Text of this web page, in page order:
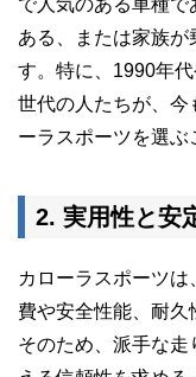
ある、または家族が
す。特に、1990年
世代の人たちが、今
ーラスポーツを選ぶ
2. 実用性と安
カローラスポーツ
費や安全性能、耐久
そのため、派手な走